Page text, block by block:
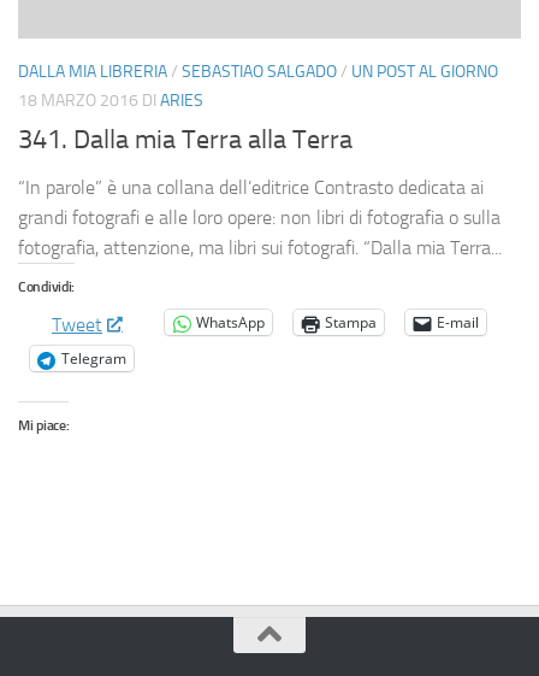
DALLA MIA LIBRERIA/ SEBASTIAO SALGADO/ UN POST AL GIORNO
18 MARZO 2016 DI ARIES
341. Dalla mia Terra alla Terra
“In parole” è una collana dell’editrice Contrasto dedicata ai
grandi fotografi e alle loro opere: non libri di fotografia o sulla
fotografia, attenzione, ma libri sui fotografi. “Dalla mia Terra...
Condividi:
Tweet WhatsApp Stampa
E-mail
Telegram
Mi piace: